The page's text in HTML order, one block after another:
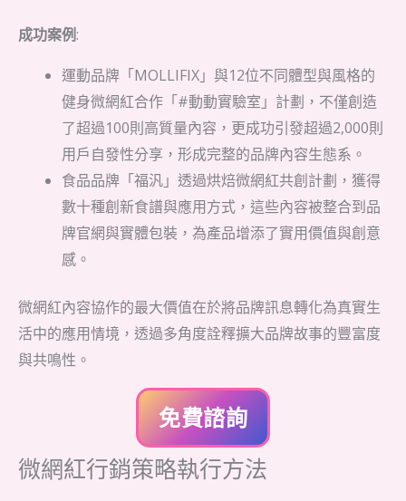
成功案例:
運動品牌「MOLLIFIX」與12位不同體型與風格的
健身微網紅合作「#動動實驗室」計劃，不僅創造
了超過100則高質量內容，更成功引發超過2,000則
用戶自發性分享，形成完整的品牌內容生態系。
食品品牌「福汎」透過烘焙微網紅共創計劃，獲得
數十種創新食譜與應用方式，這些內容被整合到品
牌官網與實體包裝，為產品增添了實用價值與創意
感。
微網紅內容協作的最大價值在於將品牌訊息轉化為真實生
活中的應用情境，透過多角度詮釋擴大品牌故事的豐富度
與共鳴性。
免費諮詢
微網紅行銷策略執行方法